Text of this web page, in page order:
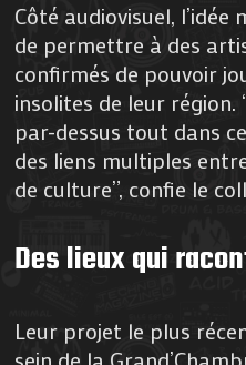
Côté audiovisuel,
de permettre à des
confirmés de pouvoir
insolites de leur région.
par-dessus tout dans
des liens multiples
de culture”, confie le
Des lieux qui
Leur projet le plus